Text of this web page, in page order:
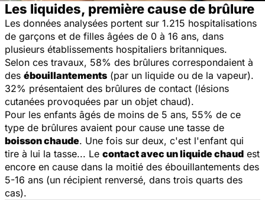
Les liquides, première cause de brûlure
Les données analysées portent sur 1.215 hospitalisations
de garçons et de filles âgées de 0 à 16 ans, dans
plusieurs établissements hospitaliers britanniques.
Selon ces travaux, 58% des brûlures correspondaient à
des ébouillantements (par un liquide ou de la vapeur).
32% présentaient des brûlures de contact (lésions
cutanées provoquées par un objet chaud).
Pour les enfants âgés de moins de 5 ans, 55% de ce
type de brûlures avaient pour cause une tasse de
boisson chaude. Une fois sur deux, c'est l'enfant qui
tire à lui la tasse... Le contact avec un liquide chaud est
encore en cause dans la moitié des ébouillantements des
5-16 ans (un récipient renversé, dans trois quarts des
cas).